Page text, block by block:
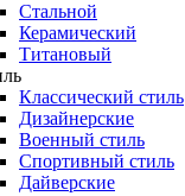
Стальной
Керамический
Титановый
Классический стиль
Дизайнерские
Военный стиль
Спортивный стиль
Дайверские